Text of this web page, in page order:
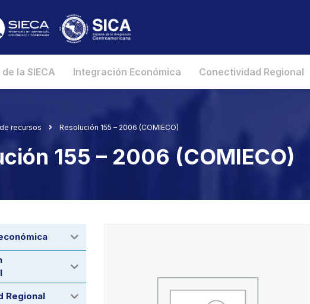
la SIECA Integración Económica Conectividad Regional
recursos Resolución 155 – 2006 (COMIECO)
155 – 2006 (COMIECO)
Regional